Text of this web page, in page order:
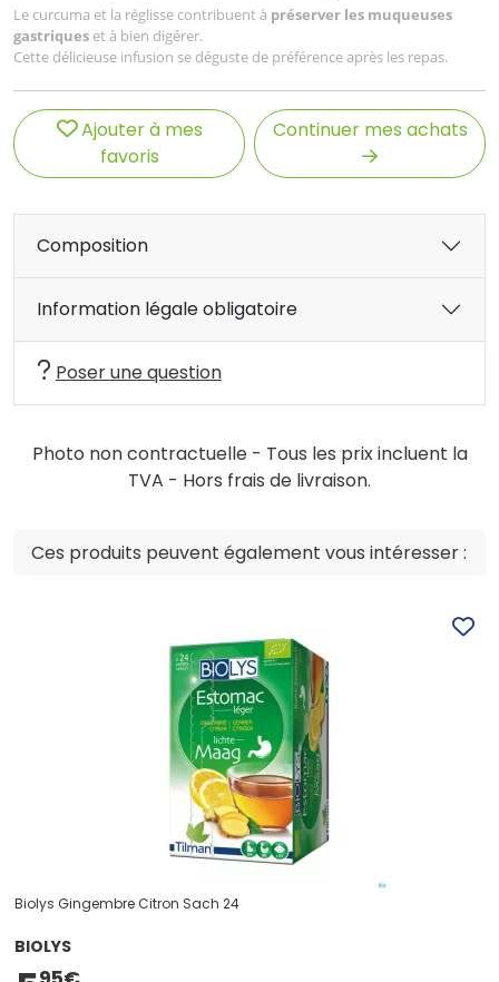
Le curcuma et la réglisse contribuent à préserver les muqueuses
gastriques et à bien digérer.
Cette délicieuse infusion se déguste de préférence après les repas.
Ajouter à mes
favoris
Continuer mes achats
Composition
Information légale obligatoire
Poser une question
Photo non contractuelle - Tous les prix incluent la
TVA - Hors frais de livraison.
Ces produits peuvent également vous intéresser :
Biolys Gingembre Citron Sach 24
BIOLYS